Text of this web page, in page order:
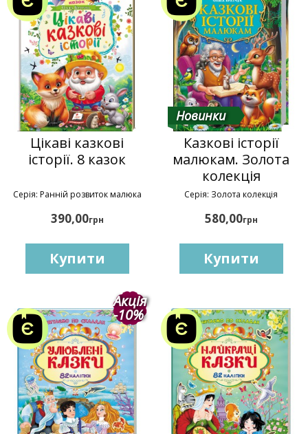
Цікаві казкові
історії. 8 казок
Серія: Ранній розвиток малюка
390,00грн
Купити
Новинки
Казкові історії
малюкам. Золота
колекція
Серія: Золота колекція
580,00грн
Купити
Акція
-10%